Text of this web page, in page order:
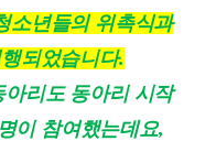
소년들의 위촉식과
되었습니다.
리도 동아리 시작
이 참여했는데요,